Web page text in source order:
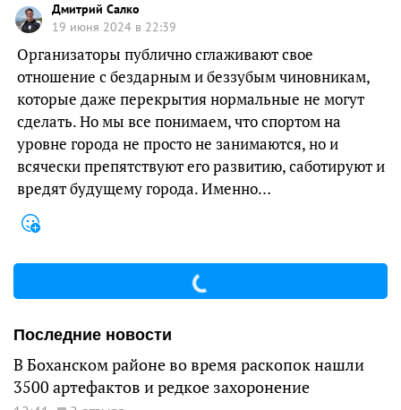
Дмитрий Салко
19 июня 2024 в 22:39
Организаторы публично сглаживают свое
отношение с бездарным и беззубым чиновникам,
которые даже перекрытия нормальные не могут
сделать. Но мы все понимаем, что спортом на
уровне города не просто не занимаются, но и
всячески препятствуют его развитию, саботируют и
вредят будущему города. Именно…
Последние новости
В Боханском районе во время раскопок нашли
3500 артефактов и редкое захоронение